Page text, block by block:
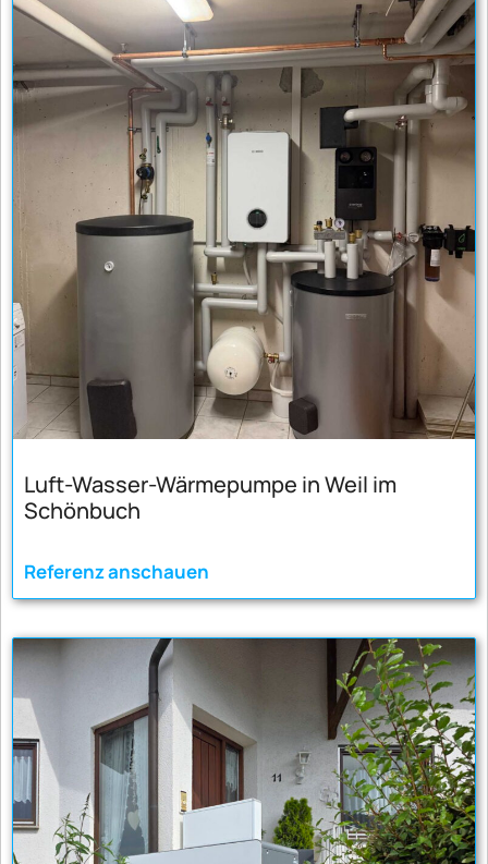
Luft-Wasser-Wärmepumpe in Weil im
Schönbuch
Referenz anschauen